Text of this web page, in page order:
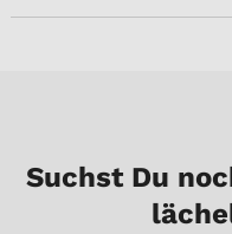
Suchst Du